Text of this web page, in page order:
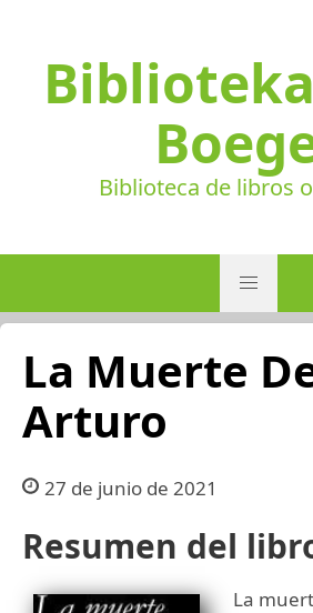
Biblioteca de libros
La Muerte
Arturo
27 de junio de 2021
Resumen del
La